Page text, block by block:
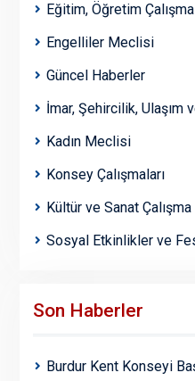
Eğitim, Öğretim
Engelliler Meclisi
Güncel Haberler
İmar, Şehircilik, Ulaşım
Kadın Meclisi
Konsey Çalışmaları
Kültür ve Sanat Çalışma
Sosyal Etkinlikler ve
Son Haberler
Burdur Kent Konseyi